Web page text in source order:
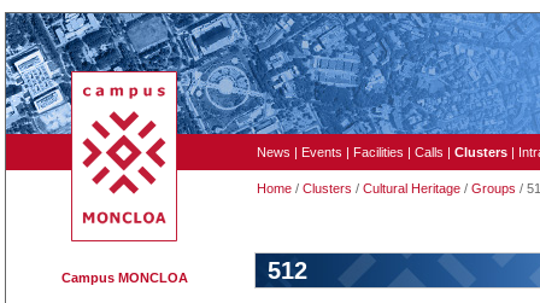
News | Events | Facilities | Calls | Clusters |
Home / Clusters / Cultural Heritage / Groups /
Campus MONCLOA 512